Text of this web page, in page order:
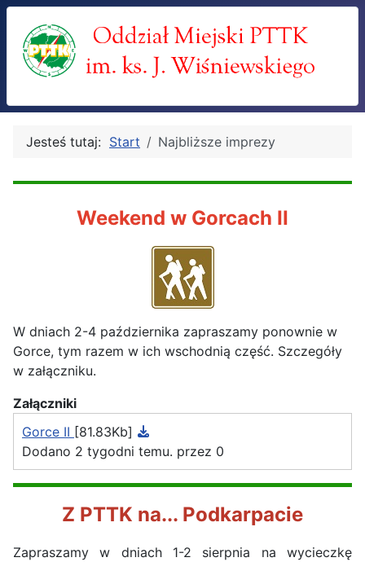
Jesteś tutaj: Start Najbliższe imprezy
Weekend w Gorcach II
W dniach 2-4 października zapraszamy ponownie w
Gorce, tym razem w ich wschodnią część. Szczegóły
w załączniku.
Załączniki
Gorce II [81.83Kb]
Dodano 2 tygodni temu. przez 0
Z PTTK na... Podkarpacie
Zapraszamy w dniach 1-2 sierpnia na wycieczkę